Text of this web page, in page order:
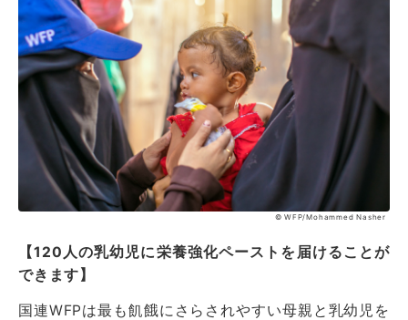
© WFP/Mohammed Nasher
【120人の乳幼児に栄養強化ペーストを届けることが
できます】
国連WFPは最も飢餓にさらされやすい母親と乳幼児を